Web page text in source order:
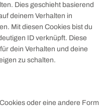
Dies geschieht basierend
deinem Verhalten in
Mit diesen Cookies bist du
ID verknüpft. Diese
dein Verhalten und deine
zu schalten.
oder eine andere Form